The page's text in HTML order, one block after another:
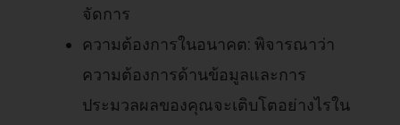
จัดการ
ความต้องการในอนาคต: พิจารณาว่า
ความต้องการด้านข้อมูลและการ
ประมวลผลของคุณจะเติบโตอย่างไรใน